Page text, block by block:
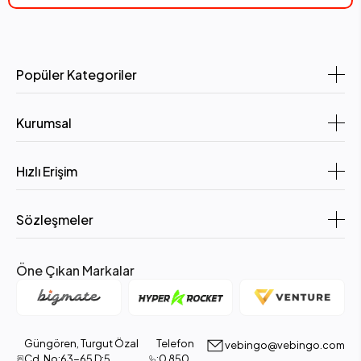
Piknikte, parkta veya seyahatlerde bebeğinizin içeceğini her zaman
6 ay ve üzeri bebekler için uygundur
Otomatik kapanan ağız yapısı
Kolay tutuş sağlayan kulplar
BPA içermez
BPA ve ftalat içermemesi: Sağlıklı ve güvenli bir içim için
Popüler Kategoriler
Kurumsal
Hızlı Erişim
Sözleşmeler
Öne Çıkan Markalar
Güngören, Turgut Özal
Cd. No:63-65 D:5,
Telefon
:0 850
vebingo@vebingo.com